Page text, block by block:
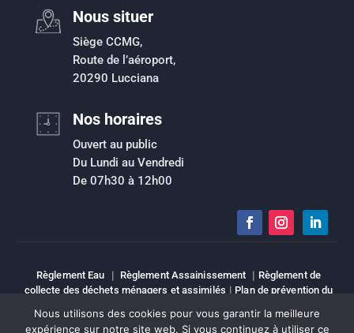
Nous situer
Siège CCMG,
Route de l’aéroport,
20290 Lucciana
Nos horaires
Ouvert au public
Du Lundi au Vendredi
De 07h30 à 12h00
Règlement Eau | Règlement Assainissement | Règlement de
collecte des déchets ménagers et assimilés | Plan de prévention du
Sitemap
Nous utilisons des cookies pour vous garantir la meilleure
expérience sur notre site web. Si vous continuez à utiliser ce